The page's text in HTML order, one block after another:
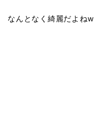
なんとなく綺麗だよねw